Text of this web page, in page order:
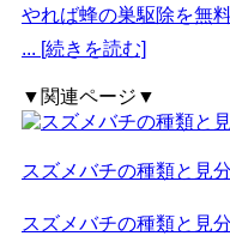
やれば蜂の巣駆除を無
... [続きを読む]
▼関連ページ▼
スズメバチの種類と見
スズメバチの種類と見